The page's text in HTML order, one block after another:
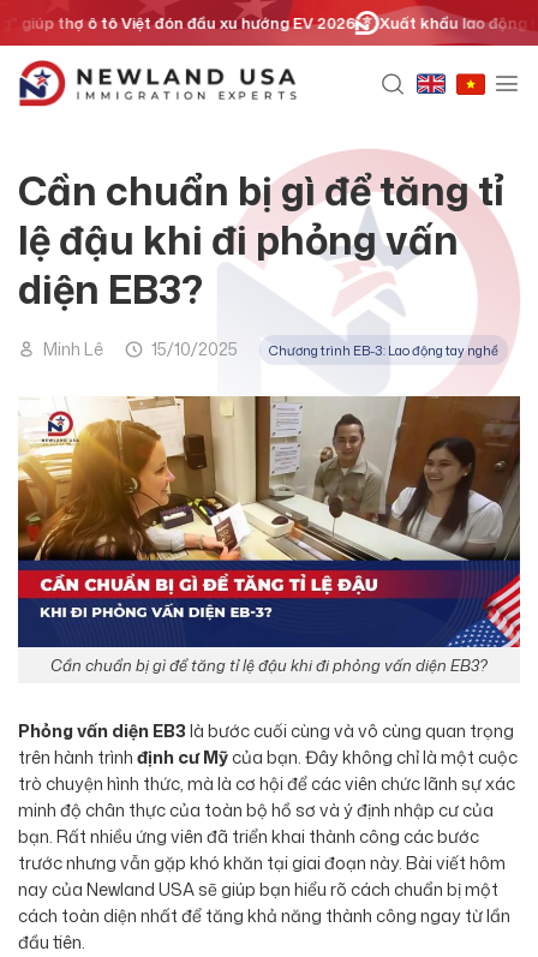
đến
dung
ô tô Việt đón đầu xu hướng EV 2026 Xuất khẩu lao động hay
Cần chuẩn bị gì để tăng tỉ
lệ đậu khi đi phỏng vấn
diện EB3?
Minh Lê 15/10/2025 Chương trình EB-3: Lao động tay nghề
Cần chuẩn bị gì để tăng tỉ lệ đậu khi đi phỏng vấn diện EB3?
Phỏng vấn diện EB3là bước cuối cùng và vô cùng quan trọng
trên hành trìnhđịnh cư Mỹcủa bạn. Đây không chỉ là một cuộc
trò chuyện hình thức, mà là cơ hội để các viên chức lãnh sự xác
minh độ chân thực của toàn bộ hồ sơ và ý định nhập cư của
bạn. Rất nhiều ứng viên đã triển khai thành công các bước
trước nhưng vẫn gặp khó khăn tại giai đoạn này. Bài viết hôm
nay của Newland USA sẽ giúp bạn hiểu rõ cách chuẩn bị một
cách toàn diện nhất để tăng khả năng thành công ngay từ lần
đầu tiên.